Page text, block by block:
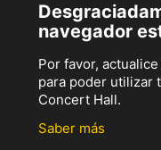
navegador
Por favor,
para poder utilizar
Concert Hall.
Saber más